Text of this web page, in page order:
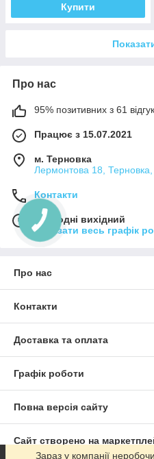
Купити
Про нас
95% позитивних з 61
Працює з 15.07.2021
м. Терновка
Лермонтова 18, Терновка,
Контакти
Сьогодні вихідний
Показати весь графік
Про нас
Контакти
Доставка та оплата
Графік роботи
Повна версія сайту
Сайт створено на
Зараз у компанії